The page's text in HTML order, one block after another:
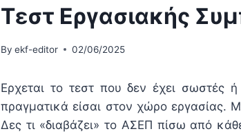
Τεστ Εργασιακής
By ekf-editor 02/06/2025
Ερχεται το τεστ που δεν έχει σωστές
πραγματικά είσαι στον χώρο εργασίας.
Δες τι «διαβάζει» το ΑΣΕΠ πίσω από